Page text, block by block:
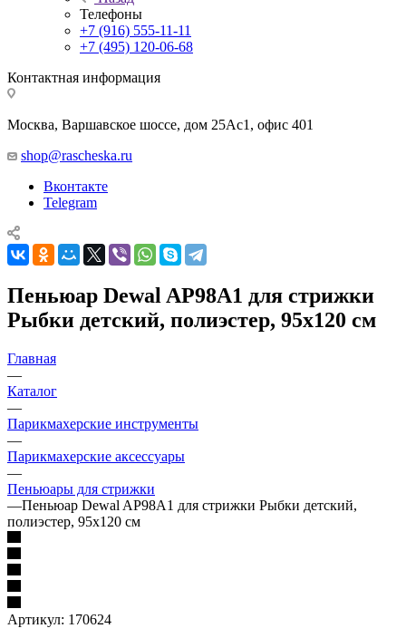
Телефоны
+7 (916) 555-11-11
+7 (495) 120-06-68
Контактная информация
Москва, Варшавское шоссе, дом 25Аc1, офис 401
shop@rascheska.ru
Вконтакте
Telegram
Пеньюар Dewal AP98A1 для стрижки
Рыбки детский, полиэстер, 95x120 см
Главная
—
Каталог
—
Парикмахерские инструменты
—
Парикмахерские аксессуары
—
Пеньюары для стрижки
—Пеньюар Dewal AP98A1 для стрижки Рыбки детский,
полиэстер, 95x120 см
Артикул: 170624